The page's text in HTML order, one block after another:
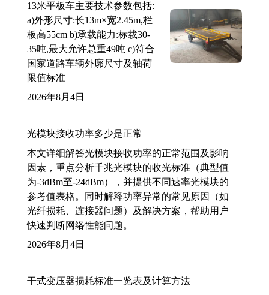
13米平板车主要技术参数包括:
a)外形尺寸:长13m×宽2.45m,栏
板高55cm b)承载能力:标载30-
35吨,最大允许总重49吨 c)符合
国家道路车辆外廓尺寸及轴荷
限值标准
2026年8月4日
光模块接收功率多少是正常
本文详细解答光模块接收功率的正常范围及影响
因素，重点分析千兆光模块的收光标准（典型值
为-3dBm至-24dBm），并提供不同速率光模块的
参考值表格。同时解释功率异常的常见原因（如
光纤损耗、连接器问题）及解决方案，帮助用户
快速判断网络性能问题。
2026年8月4日
干式变压器损耗标准一览表及计算方法